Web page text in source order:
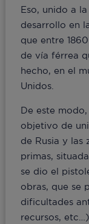
Eso, unido a
desarrollo en
que entre
de vía férrea
hecho, en el
Unidos.
De este
objetivo de
de Rusia y las
primas,
se dio el
obras, que se
dificultades
recursos,